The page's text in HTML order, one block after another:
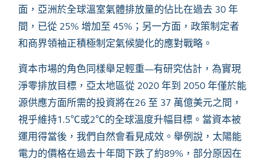
面，亞洲於全球溫室氣體排放量的佔比在過去 30 年
間，已從 25% 增加至 45% ；另一方面，政策制定者
和商界領袖正積極制定氣候變化的應對戰略。
資本市場的角色同樣舉足輕重—有研究估計，為實現
淨零排放目標，亞太地區從 2020 年到 2050 年僅於能
源供應方面所需的投資將在26 至 37 萬億美元之間，
視乎維持1.5℃或2℃的全球溫度升幅目標。當資本被
運用得當後，我們自然會看見成效。舉例說，太陽能
電力的價格在過去十年間下跌了約89% ，部分原因在